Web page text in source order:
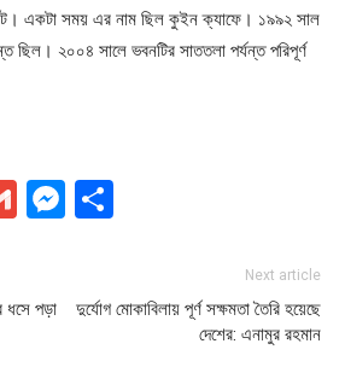
একটা সময় এর নাম ছিল কুইন ক্যাফে। ১৯৯২ সাল
ছিল। ২০০৪ সালে ভবনটির সাততলা পর্যন্ত পরিপূর্ণ
GmailMessenger
ধসে পড়া
Next article
দুর্যোগ মোকাবিলায় পূর্ণ সক্ষমতা তৈরি হয়েছে
দেশের: এনামুর রহমান